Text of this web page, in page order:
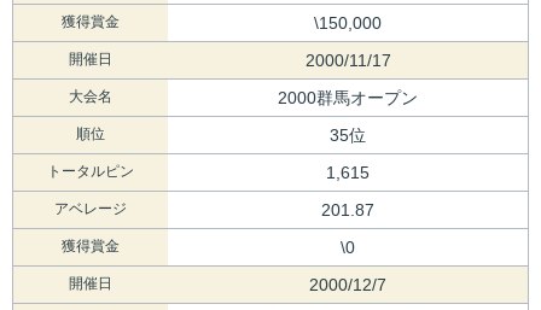
獲得賞金 \150,000
開催日 2000/11/17
大会名 2000群馬オープン
順位 35位
トータルピン 1,615
アベレージ 201.87
獲得賞金 \0
開催日 2000/12/7